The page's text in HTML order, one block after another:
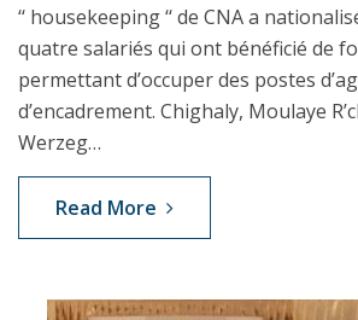
‘‘ housekeeping ‘‘ de CNA a
quatre salariés qui ont bénéficié de
permettant d’occuper des postes
d’encadrement. Chighaly, Moulaye
Werzeg…
Read More